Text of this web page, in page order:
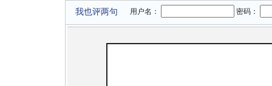
我也评两句 用户名： 密码：